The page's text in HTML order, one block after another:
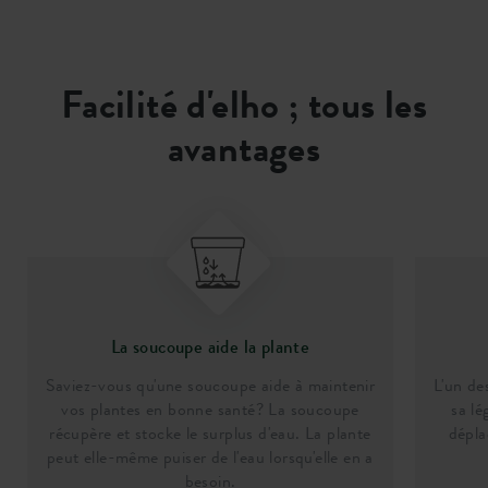
Facilité d'elho ; tous les
avantages
La soucoupe aide la plante
Saviez-vous qu'une soucoupe aide à maintenir
vos plantes en bonne santé? La soucoupe
récupère et stocke le surplus d'eau. La plante
peut elle-même puiser de l'eau lorsqu'elle en a
besoin.
L'un
sa